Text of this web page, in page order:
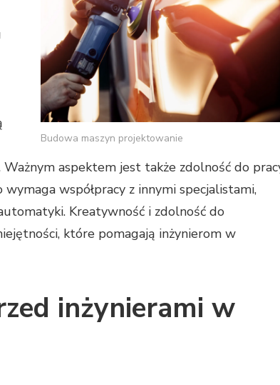
Budowa maszyn projektowanie
aspektem jest także zdolność do
współpracy z innymi specjalistami,
Kreatywność i zdolność do
które pomagają inżynierom w
inżynierami w